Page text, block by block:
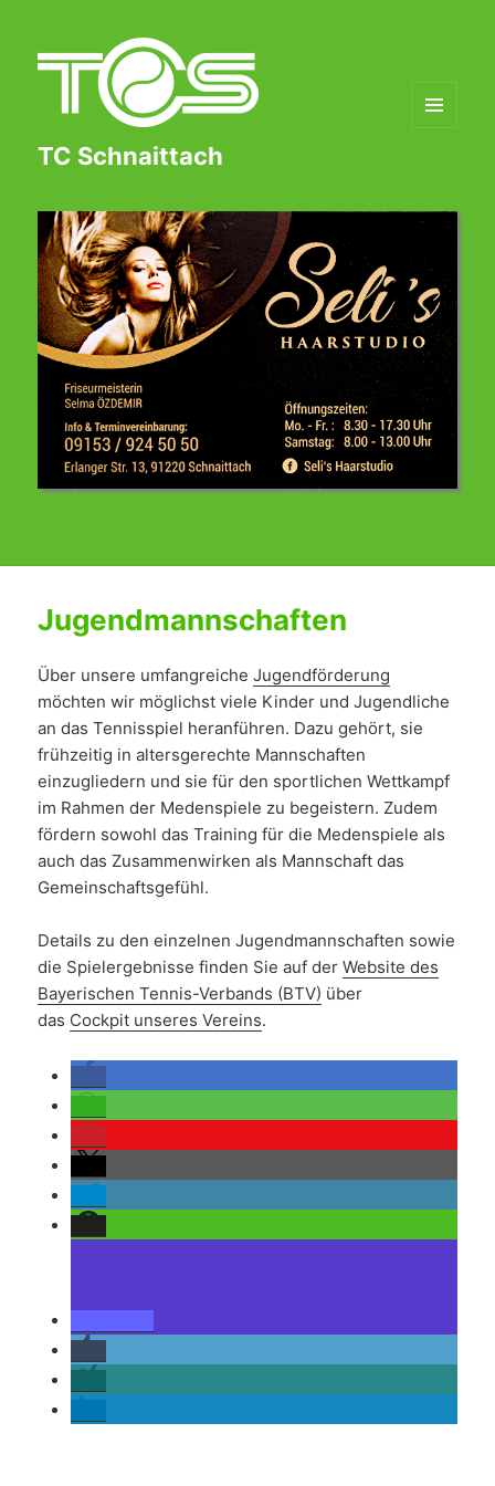
TC Schnaittach
Jugendmannschaften
Über unsere umfangreicheJugendförderung
möchten wir möglichst viele Kinder und Jugendliche
an das Tennisspiel heranführen. Dazu gehört, sie
frühzeitig in altersgerechte Mannschaften
einzugliedern und sie für den sportlichen Wettkampf
im Rahmen der Medenspiele zu begeistern. Zudem
fördern sowohl das Training für die Medenspiele als
auch das Zusammenwirken als Mannschaft das
Gemeinschaftsgefühl.
Details zu den einzelnen Jugendmannschaften sowie
die Spielergebnisse finden Sie auf derWebsite des
Bayerischen Tennis-Verbands (BTV) über
das Cockpit unseres Vereins.